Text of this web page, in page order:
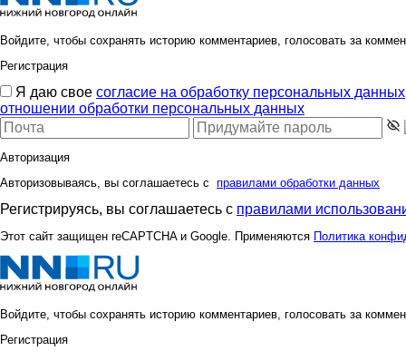
Войдите, чтобы сохранять историю комментариев, голосовать за
Регистрация
Я даю свое согласие на обработку персональных данных
отношении обработки персональных данных
Авторизация
Авторизовываясь, вы соглашаетесь с правилами обработки данных
Регистрируясь, вы соглашаетесь с правилами
Этот сайт защищен reCAPTCHA и Google. Применяются Политика
Войдите, чтобы сохранять историю комментариев, голосовать за
Регистрация